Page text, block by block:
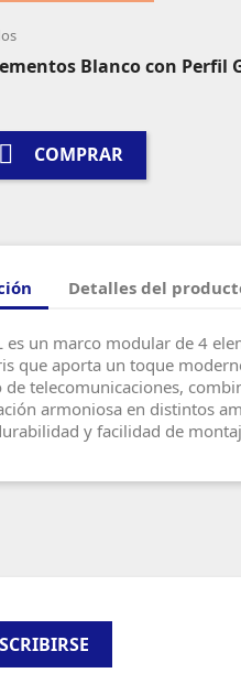
Blanco con Perfil
 COMPRAR
Detalles del
es un marco modular de 4
que aporta un toque
de telecomunicaciones,
armoniosa en distintos
y facilidad de